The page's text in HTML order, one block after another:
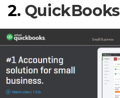
2. QuickBooks